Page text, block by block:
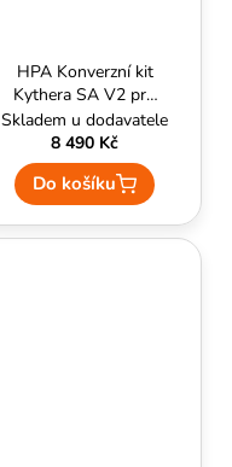
HPA Konverzní kit
Kythera SA V2 pro
M4/M16 - PolarStar
Skladem u dodavatele
8 490 Kč
Do košíku